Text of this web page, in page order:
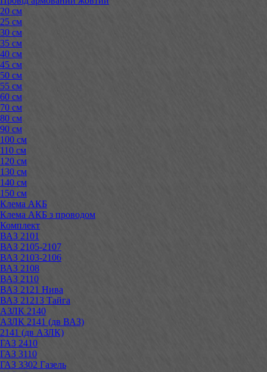
20 см
25 см
30 см
35 см
40 см
45 см
50 см
55 см
60 см
70 см
80 см
90 см
100 см
110 см
120 см
130 см
140 см
150 см
Клема АКБ
Клема АКБ з проводом
Комплект
ВАЗ 2101
ВАЗ 2105-2107
ВАЗ 2103-2106
ВАЗ 2108
ВАЗ 2110
ВАЗ 2121 Нива
ВАЗ 21213 Тайга
АЗЛК 2140
АЗЛК 2141 (дв ВАЗ)
2141 (дв АЗЛК)
ГАЗ 2410
ГАЗ 3110
ГАЗ 3302 Газель